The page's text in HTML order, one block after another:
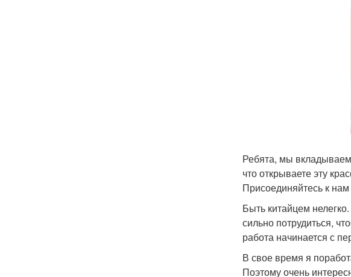
Ребята, мы
что открываете эту
Присоединяйтесь к
Быть китайцем
сильно потрудиться,
работа начинается с
В свое время я
Поэтому очень